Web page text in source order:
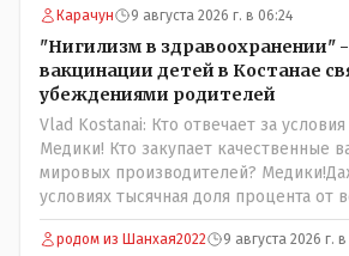
Карачун 9 августа 2026 г. в 06:24
"Нигилизм в здравоохранении" -
вакцинации детей в Костанае
убеждениями родителей
Vlad Kostanai: Кто отвечает за
Медики! Кто закупает качественные
мировых производителей?
условиях тысячная доля процента от
вакцинированных может иметь
прививки. Бумага нужна как защита от
родом из Шанхая2022 9 августа 2026 г.